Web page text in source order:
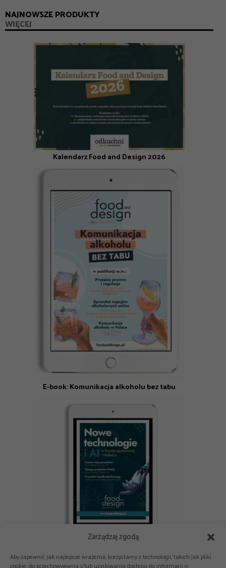
Zarządzaj zgodą
Aby zapewnić jak najlepsze wrażenia, korzystamy z technologii, takich jak pliki
NAJNOWSZE PRODUKTY
WIĘCEJ
Kalendarz Food and Design 2026
E-book: Komunikacja alkoholu bez tabu
E-book: Nowe technologie i AI w branży spożywczej i HoReCa